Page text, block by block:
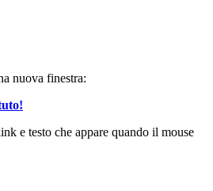
nuova finestra:
e testo che appare quando il mouse